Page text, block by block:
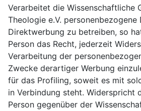
Verarbeitet die Wissenschaftliche
Theologie e.V. personenbezogene
Direktwerbung zu betreiben, so
Person das Recht, jederzeit
Verarbeitung der
Zwecke derartiger Werbung
für das Profiling, soweit es mit
in Verbindung steht. Widerspricht
Person gegenüber der